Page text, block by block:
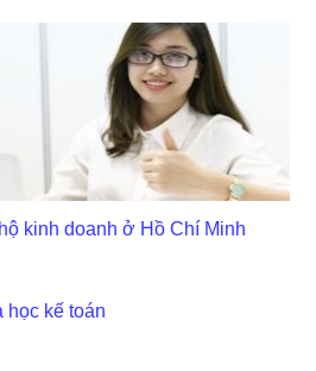
kinh doanh ở Hồ Chí Minh
học kế toán